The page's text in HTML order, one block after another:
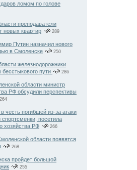
ломом по голове
преподаватели
новых квартир
289
Путин назначил нового
в Смоленске
250
железнодорожники
пути
286
области министр
РФ обсудили перспективы
264
честь погибшей из-за атаки
посетила
хозяйства РФ
266
области появятся
268
пройдет большой
255